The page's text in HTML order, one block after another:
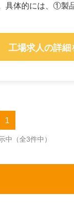
具体的には、①
工場求人の詳細
1
中 （全3件中）